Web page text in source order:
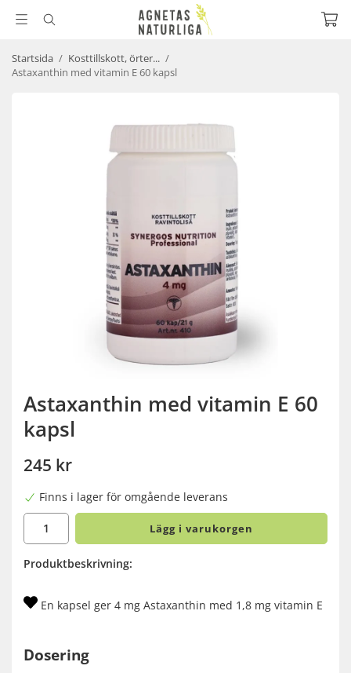
Startsida / Kosttillskott, örter... /
Astaxanthin med vitamin E 60 kapsl
Astaxanthin med vitamin E 60
kapsl
245 kr
Finns i lager för omgående leverans
Lägg i varukorgen
Produktbeskrivning:
En kapsel ger 4 mg Astaxanthin med 1,8 mg vitamin E
Dosering